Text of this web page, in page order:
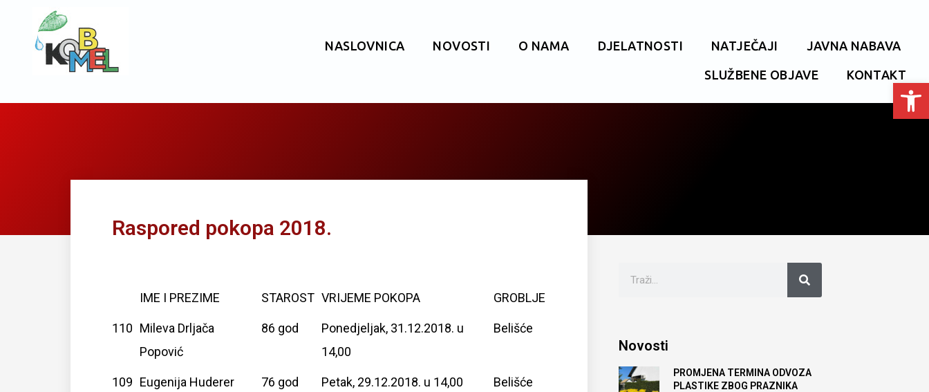
Open toolbar
NASLOVNICA NOVOSTI O NAMA DJELATNOSTI NATJEČAJI JAVNA NABAVA
SLUŽBENE OBJAVE KONTAKT
Raspored pokopa 2018.
IME I PREZIME STAROST VRIJEME POKOPA GROBLJE
110 Mileva Drljača
Popović
86 god
Ponedjeljak, 31.12.2018. u
14,00
Belišće
109 Eugenija Huderer 76 god Petak, 29.12.2018. u 14,00 Belišće
Novosti
PROMJENA TERMINA ODVOZA
PLASTIKE ZBOG PRAZNIKA